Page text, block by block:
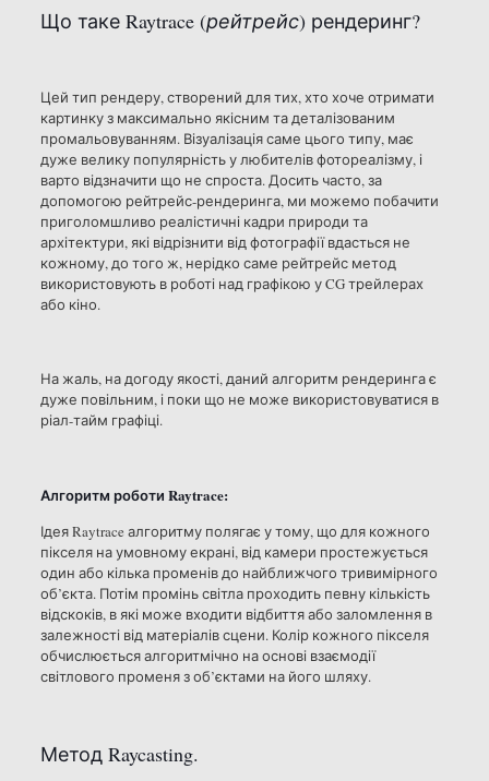
Що таке Raytrace (рейтрейс) рендеринг?
Цей тип рендеру, створений для тих, хто хоче отримати
картинку з максимально якісним та деталізованим
промальовуванням. Візуалізація саме цього типу, має
дуже велику популярність у любителів фотореалізму, і
варто відзначити що не спроста. Досить часто, за
допомогою рейтрейс-рендеринга, ми можемо побачити
приголомшливо реалістичні кадри природи та
архітектури, які відрізнити від фотографії вдасться не
кожному, до того ж, нерідко саме рейтрейс метод
використовують в роботі над графікою у CG трейлерах
або кіно.
На жаль, на догоду якості, даний алгоритм рендеринга є
дуже повільним, і поки що не може використовуватися в
ріал-тайм графіці.
Алгоритм роботи Raytrace:
Ідея Raytrace алгоритму полягає у тому, що для кожного
пікселя на умовному екрані, від камери простежується
один або кілька променів до найближчого тривимірного
об’єкта. Потім промінь світла проходить певну кількість
відскоків, в які може входити відбиття або заломлення в
залежності від матеріалів сцени. Колір кожного пікселя
обчислюється алгоритмічно на основі взаємодії
світлового променя з об’єктами на його шляху.
Метод Raycasting.